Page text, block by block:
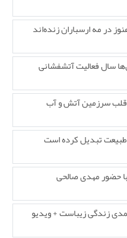
در مه ارسباران زنده‌اند
سال فعالیت آتشفشانی
قلب سرزمین آتش و آب
تبدیل کرده است
حضور مهدی صالحی
زندگی زیباست + ویدیو